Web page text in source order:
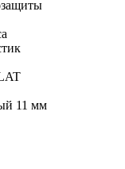
11 мм